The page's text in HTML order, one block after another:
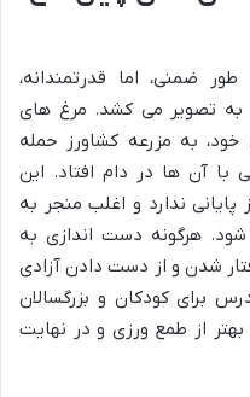
ضمنی، اما قدرتمندانه،
به تصویر می کشد. مرغ های
به مزرعه کشاورز حمله
با آن ها در دام افتاد. این
ندارد و اغلب منجر به
هرگونه دست اندازی به
شدن و از دست دادن آزادی
برای کودکان و بزرگسالان
از طمع ورزی و در نهایت